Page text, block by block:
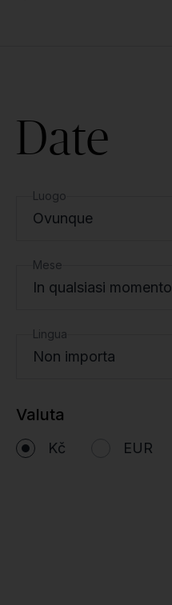
Date
Luogo
Ovunque
Mese
In qualsiasi momento
Lingua
Non importa
Valuta
Kč EUR